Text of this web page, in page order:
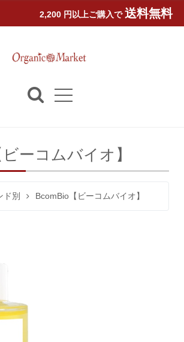
2,200 円以上ご購入で 送料無料
ーコムバイオ】
ド別 BcomBio【ビーコムバイオ】